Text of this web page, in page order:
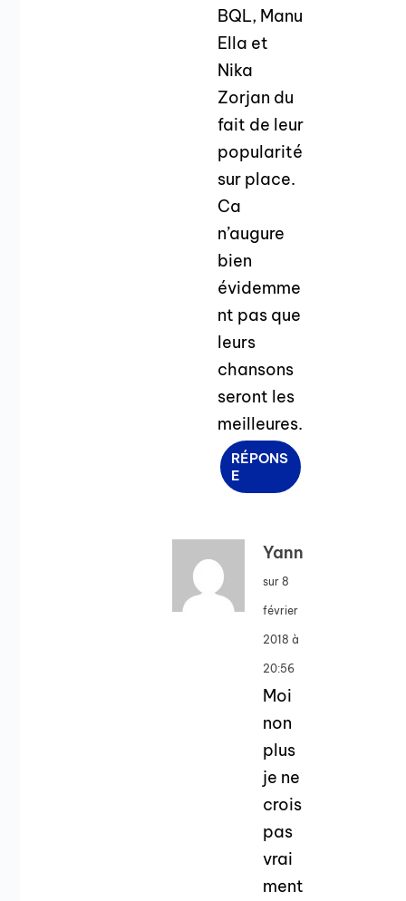
BQL, Manu
Ella et
Nika
Zorjan du
fait de leur
popularité
sur place.
Ca
n’augure
bien
évidemme
nt pas que
leurs
chansons
seront les
meilleures.
RÉPONS
E
Yann
sur 8
février
2018 à
20:56
Moi
non
plus
je ne
crois
pas
vrai
ment